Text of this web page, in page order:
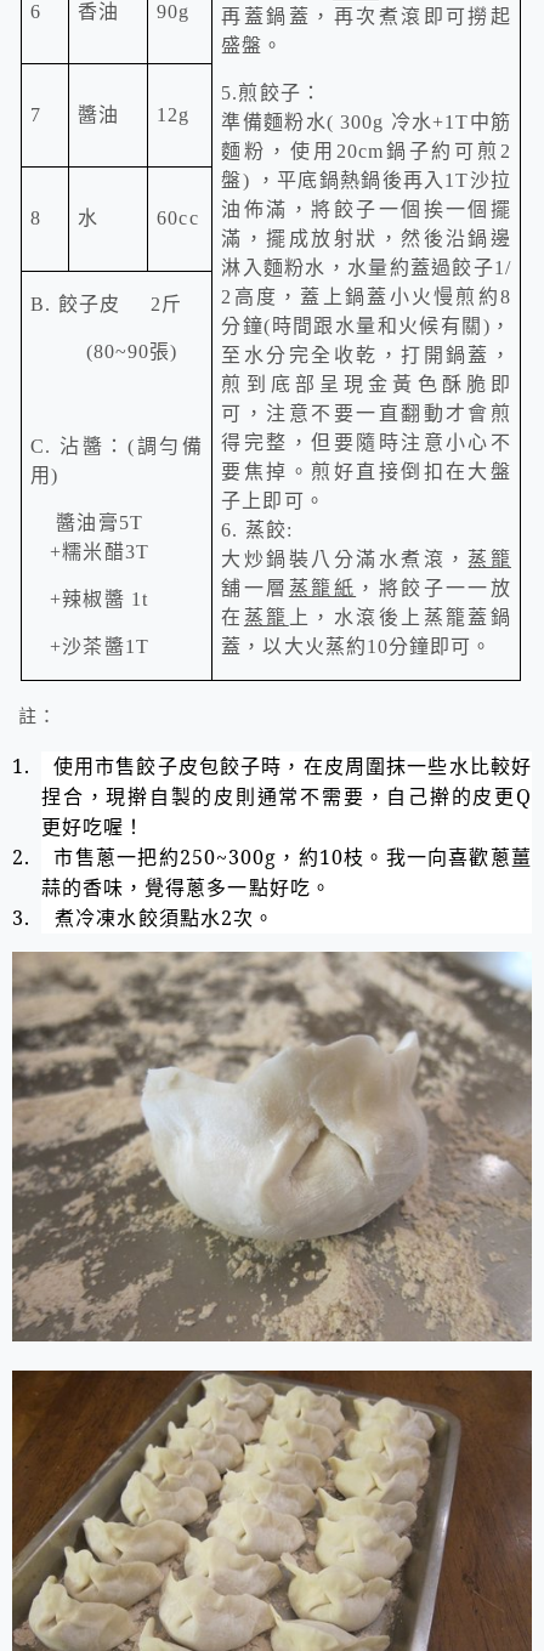
再蓋鍋蓋，再次煮滾即可撈起
盛盤。
5.煎餃子：
準備麵粉水( 300g 冷水+1T中筋
麵粉，使用 20cm鍋子約可煎 2
盤)
，平底鍋熱鍋後再入1T沙拉
油佈滿，將餃子一個挨一個擺
滿，擺成放射狀，然後沿鍋邊
淋入麵粉水，水量約蓋過餃子1/
2 高度，蓋上鍋蓋小火慢煎約8
分鐘( 時間跟水量和火候有關 ) ，
至水分完全收乾，打開鍋蓋，
煎到底部呈現金黃色酥脆即
可，注意不要一直翻動才會煎
得完整，但要隨時注意小心不
要焦掉。煎好直接倒扣在大盤
子上即可。
6. 蒸餃:
大炒鍋裝八分滿水煮滾， 蒸籠
舖一層 蒸籠紙 ，將餃子一一放
在 蒸籠
上，水滾後上蒸籠蓋鍋
蓋，以大火蒸約10分鐘即可。
6 香油 90g
7 醬油 12g
8 水 60cc
B. 餃子皮 2 斤
(80~90張)
C. 沾醬：(調勻備
用)
醬油膏5T
+糯米醋3T
+辣椒醬 1t
+沙茶醬1T
註：
1.
使用市售餃子皮包餃子時，在皮周圍抹一些水比較好
捏合，現擀自製的皮則通常不需要，自己擀的皮更Q
更好吃喔！
2.
市售蔥一把約250~300g ，約10枝。我一向喜歡蔥薑
蒜的香味，覺得蔥多一點好吃。
3. 煮冷凍水餃須點水2次。